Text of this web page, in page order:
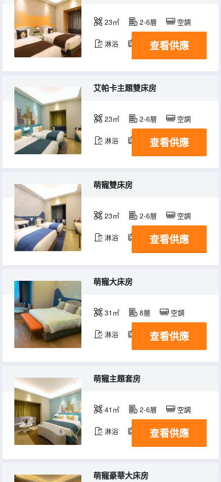
23㎡ 2-6層 空調
淋浴 電視機
查看供應
艾帕卡主題雙床房
23㎡ 2-6層 空調
淋浴 電視機
查看供應
萌寵雙床房
23㎡ 2-6層 空調
淋浴 電視機
查看供應
萌寵大床房
31㎡ 8層 空調
淋浴 電視機
查看供應
萌寵主題套房
41㎡ 2-6層 空調
淋浴 電視機
查看供應
萌寵豪華大床房